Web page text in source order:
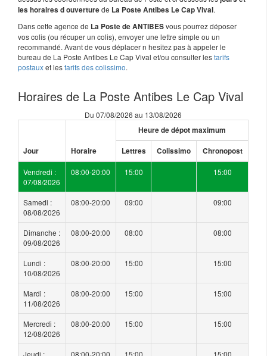
les horaires d ouverturede La Poste Antibes Le Cap Vival.
Dans cette agence de La Poste de ANTIBESvous pourrez déposer
vos colis (ou récuper un colis), envoyer une lettre simple ou un
recommandé. Avant de vous déplacer n hesitez pas à appeler le
bureau de La Poste Antibes Le Cap Vival et/ou consulter lestarifs
postauxet lestarifs des colissimo.
Horaires de La Poste Antibes Le Cap Vival
Du 07/08/2026 au 13/08/2026
Jour Horaire
Heure de dépot maximum
Lettres Colissimo Chronopost
Vendredi :
07/08/2026
08:00-20:00 15:00 15:00
Samedi :
08/08/2026
08:00-20:00 09:00 09:00
Dimanche :
09/08/2026
08:00-20:00 08:00 08:00
Lundi :
10/08/2026
08:00-20:00 15:00 15:00
Mardi :
11/08/2026
08:00-20:00 15:00 15:00
Mercredi :
12/08/2026
08:00-20:00 15:00 15:00
Jeudi :
08:00-20:00 15:00 15:00